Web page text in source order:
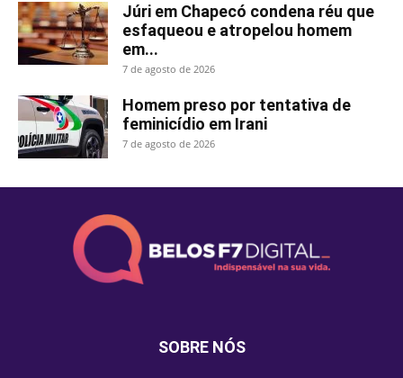
Júri em Chapecó condena réu que
esfaqueou e atropelou homem
em...
7 de agosto de 2026
Homem preso por tentativa de
feminicídio em Irani
7 de agosto de 2026
SOBRE NÓS